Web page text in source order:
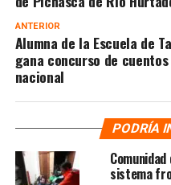
ANTERIOR
Alumna de la Escuela de
gana concurso de
nacional
PODRÍA
sistema